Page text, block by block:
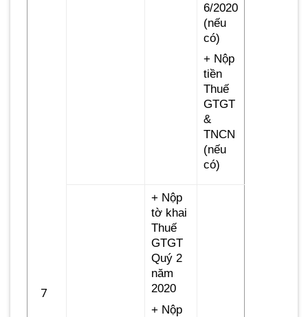
7
6/2020
(nếu
có)
+ Nộp
tiền
Thuế
GTGT
&
TNCN
(nếu
có)
+ Nộp
tờ khai
Thuế
GTGT
Quý 2
năm
2020
+ Nộp